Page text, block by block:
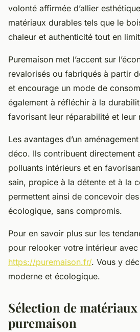
volonté affirmée d’allier
matériaux durables tels que le
chaleur et authenticité tout en
Puremaison met l’accent sur
revalorisés ou fabriqués à partir
et encourage un mode de
également à réfléchir à la
favorisant leur réparabilité et leur
Les avantages d’un
déco. Ils contribuent directement
polluants intérieurs et en
sain, propice à la détente et à la
permettent ainsi de concevoir
écologique, sans compromis.
Pour en savoir plus sur les
pour relooker votre intérieur
https://puremaison.fr/. Vous y
moderne et écologique.
Sélection de
puremaison